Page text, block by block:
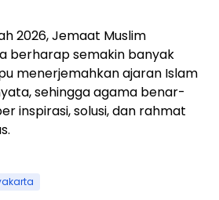
2026, Jemaat Muslim
berharap semakin banyak
menerjemahkan ajaran Islam
sehingga agama benar-
inspirasi, solusi, dan rahmat